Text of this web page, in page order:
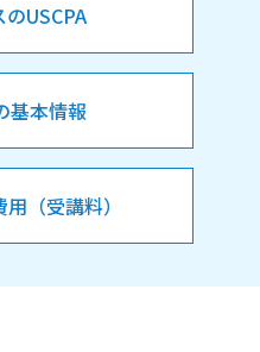
USCPA
基本情報
（受講料）